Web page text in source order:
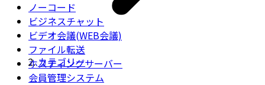
ノーコード
ビジネスチャット
ビデオ会議(WEB会議)
ファイル転送
ホスティングサーバー
会員管理システム
カテゴリー